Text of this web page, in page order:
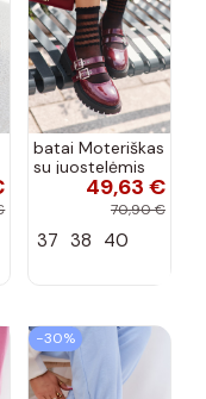
batai Moteriškas
su juostelėmis
su lako efektu
bordo spalvos
49,63 €
70,90 €
37 38 40
−30%